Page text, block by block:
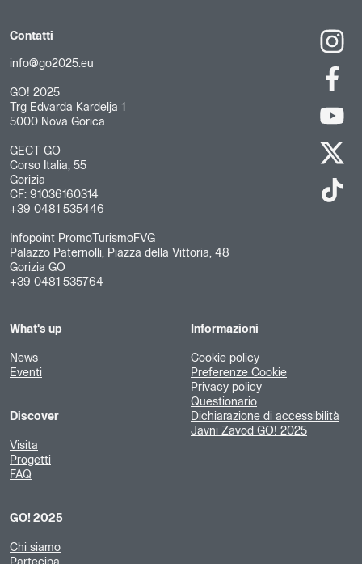
Contatti
info@go2025.eu
GO! 2025
Trg Edvarda Kardelja 1
5000 Nova Gorica
GECT GO
Corso Italia, 55
Gorizia
CF: 91036160314
+39 0481 535446
Infopoint PromoTurismoFVG
Palazzo Paternolli, Piazza della Vittoria, 48
Gorizia GO
+39 0481 535764
What's up
News
Eventi
Discover
Visita
Progetti
FAQ
GO! 2025
Chi siamo
Informazioni
Cookie policy
Preferenze Cookie
Privacy policy
Questionario
Dichiarazione di accessibilità
Javni Zavod GO! 2025